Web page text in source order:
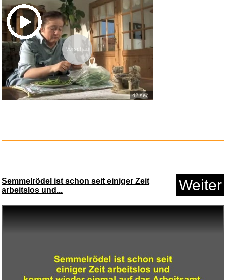
Anzeige
Vorschau
42 sec.
Semmelrödel ist schon seit einiger Zeit
arbeitslos und...
Weiter